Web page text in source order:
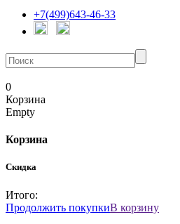
+7(499)643-46-33
0
Корзина
Empty
Корзина
Скидка
Итого:
Продолжить покупкиВ корзину